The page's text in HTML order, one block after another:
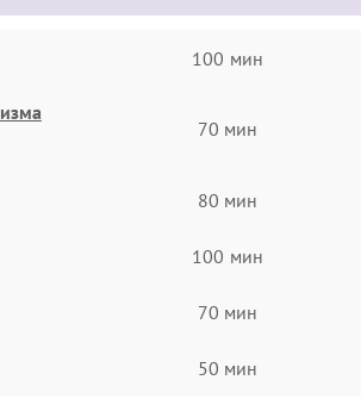
100 мин
70 мин
80 мин
100 мин
70 мин
50 мин